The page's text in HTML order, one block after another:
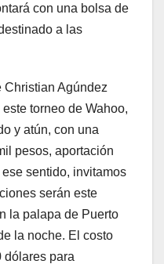
con una bolsa de
a las
Christian Agúndez
torneo de Wahoo,
y atún, con una
pesos, aportación
sentido, invitamos
serán este
la palapa de Puerto
la noche. El costo
dólares para